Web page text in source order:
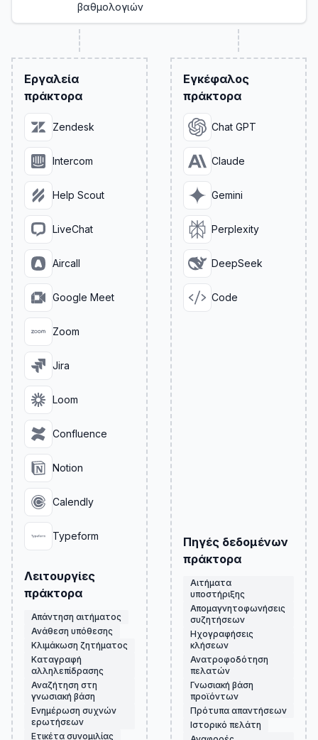
βαθμολογιών
Εργαλεία
πράκτορα
Zendesk
Intercom
Help Scout
LiveChat
Aircall
Google Meet
Zoom
Jira
Loom
Confluence
Notion
Calendly
Typeform
Λειτουργίες
πράκτορα
Απάντηση αιτήματος
Ανάθεση υπόθεσης
Κλιμάκωση ζητήματος
Καταγραφή
αλληλεπίδρασης
Αναζήτηση στη
γνωσιακή βάση
Ενημέρωση συχνών
ερωτήσεων
Ετικέτα συνομιλίας
Εγκέφαλος
πράκτορα
Chat GPT
Claude
Gemini
Perplexity
DeepSeek
Code
Πηγές δεδομένων
πράκτορα
Αιτήματα
υποστήριξης
Απομαγνητοφωνήσεις
συζητήσεων
Ηχογραφήσεις
κλήσεων
Ανατροφοδότηση
πελατών
Γνωσιακή βάση
προϊόντων
Πρότυπα απαντήσεων
Ιστορικό πελάτη